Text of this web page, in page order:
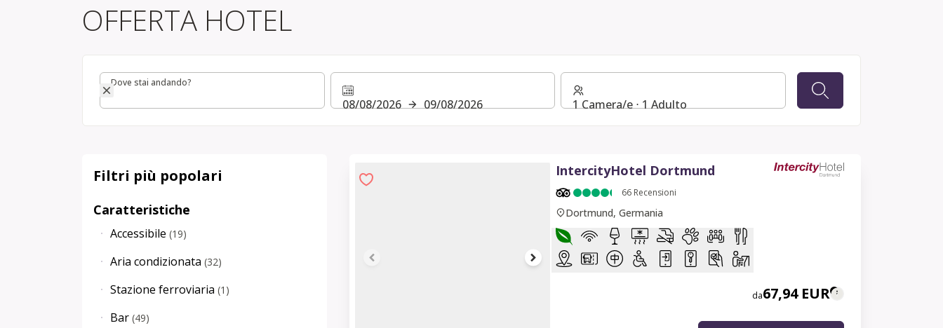
OFFERTA HOTEL
Dove stai andando?
Dove stai andando?
08/08/2026 09/08/2026 1 Camera/e ⋅ 1 Adulto
Filtri più popolari
Caratteristiche
Accessibile (19)
Aria condizionata (32)
Stazione ferroviaria (1 )
Bar (49)
IntercityHotel Dortmund
66 Recensioni
Dortmund, Germania
da67,94 EUR